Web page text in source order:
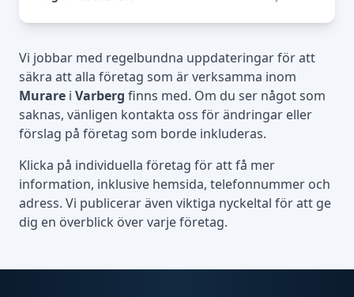
Vi jobbar med regelbundna uppdateringar för att
säkra att alla företag som är verksamma inom
Murare i Varberg finns med. Om du ser något som
saknas, vänligen kontakta oss för ändringar eller
förslag på företag som borde inkluderas.
Klicka på individuella företag för att få mer
information, inklusive hemsida, telefonnummer och
adress. Vi publicerar även viktiga nyckeltal för att ge
dig en överblick över varje företag.